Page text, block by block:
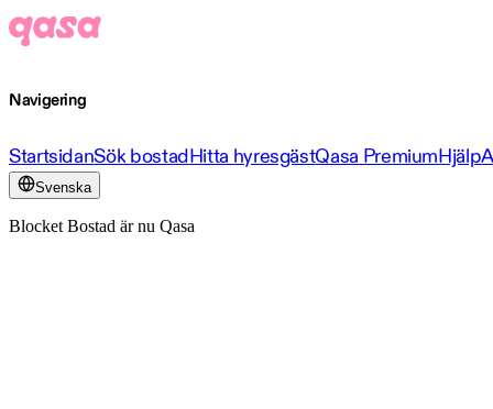
Navigering
StartsidanSök bostadHitta hyresgästQasa PremiumHjälp
Svenska
Blocket Bostad är nu Qasa